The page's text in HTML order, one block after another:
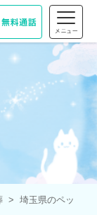
埼玉県のペッ